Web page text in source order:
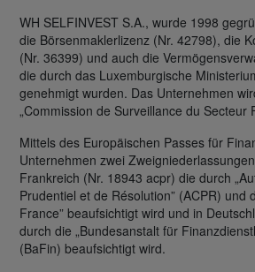
WH SELFINVEST S.A., wurde 1998
die Börsenmaklerlizenz (Nr. 42798), die
(Nr. 36399) und auch die
die durch das Luxemburgische
genehmigt wurden. Das Unternehmen
„Commission de Surveillance du Secteur
Mittels des Europäischen Passes für
Unternehmen zwei
Frankreich (Nr. 18943 acpr) die durch
Prudentiel et de Résolution” (ACPR) und
France” beaufsichtigt wird und in
durch die „Bundesanstalt für
(BaFin) beaufsichtigt wird.